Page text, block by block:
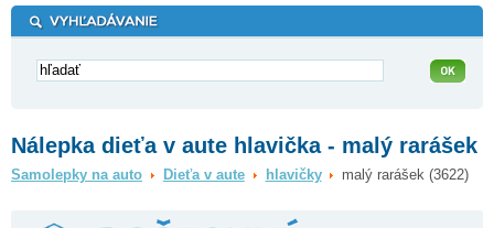
Nálepka dieťa v aute hlavička - malý rarášek
Samolepky na auto Dieťa v aute hlavičky malý rarášek (3622)